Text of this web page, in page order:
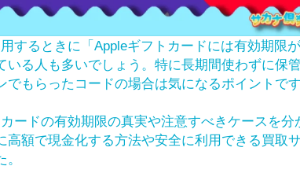
するときに「Appleギフトカードには有効期限
いる人も多いでしょう。特に長期間使わずに保
もらったコードの場合は気になるポイントです
ードの有効期限の真実や注意すべきケースを分
高額で現金化する方法や安全に利用できる買取